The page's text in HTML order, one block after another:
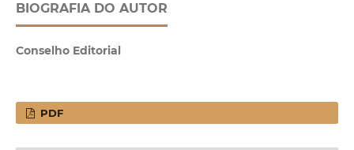
BIOGRAFIA DO AUTOR
Conselho Editorial
PDF